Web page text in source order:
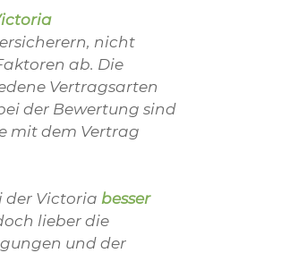
nicht
ab. Die
Vertragsarten
der Bewertung sind
mit dem Vertrag
der Victoria besser
lieber die
und der